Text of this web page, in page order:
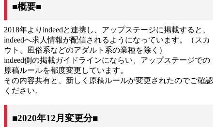
■概要■
2018年よりindeedと連携し、アップステージに掲載すると、
indeedへ求人情報が配信されるようになっています。（スカ
ウト、風俗系などのアダルト系の業種を除く）
indeed側の掲載ガイドラインにならい、アップステージでの
原稿ルールを都度変更しています。
その内容共有と、新しく原稿ルールが変更されたのでご確認
ください。
■2020年12月変更分■